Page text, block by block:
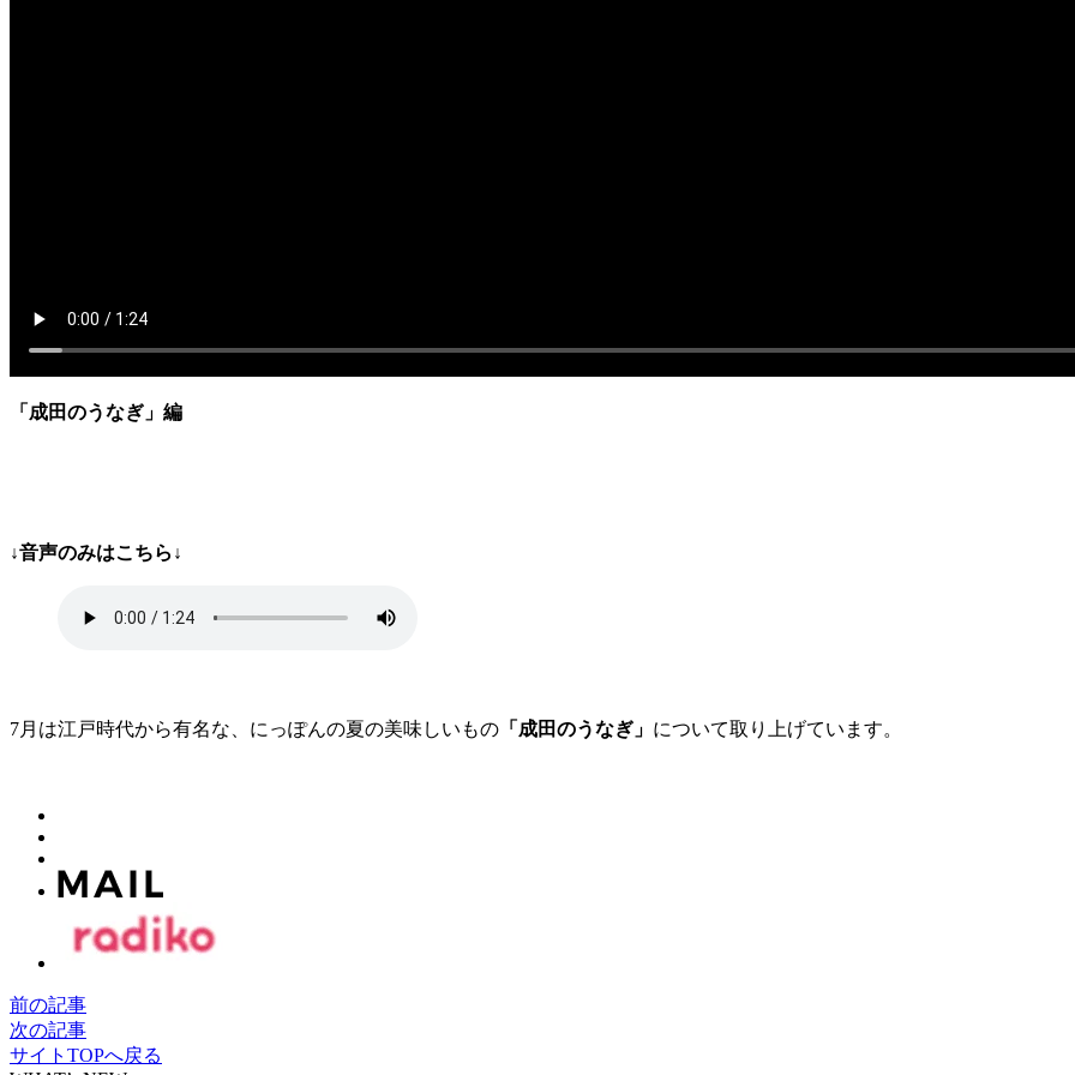
「成田のうなぎ」 編
↓音声のみはこちら↓
7月は江戸時代から有名な、にっぽんの夏の美味しいもの 「成田のうなぎ」 について取り上げています。
前の記事
次の記事
サイトTOPへ戻る